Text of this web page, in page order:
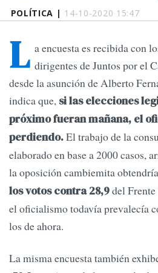
POLÍTICA | 14-10-2020 15:47
L a encuesta es recibida con
dirigentes de Juntos por el
desde la asunción de Alberto
indica que, si las elecciones
próximo fueran mañana, el
perdiendo.El trabajo de la
elaborado en base a 2000 casos,
la oposición cambiemita obtendría
los votos contra 28,9del Frente
el oficialismo todavía prevalecía
los de ahora.
La misma encuesta también